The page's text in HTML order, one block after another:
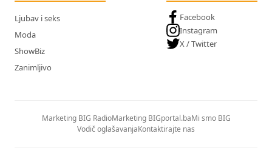
Ljubav i seks
Moda
ShowBiz
Zanimljivo
Facebook
Instagram
X / Twitter
Marketing BIG RadioMarketing BIGportal.baMi smo BIG
Vodič oglašavanjaKontaktirajte nas